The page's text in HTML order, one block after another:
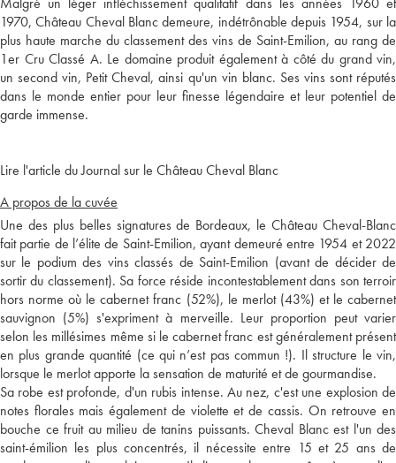
1970, Château Cheval Blanc demeure, indétrônable depuis 1954, sur la
plus haute marche du classement des vins de Saint-Emilion, au rang de
1er Cru Classé A. Le domaine produit également à côté du grand vin,
un second vin, Petit Cheval, ainsi qu'un vin blanc. Ses vins sont réputés
dans le monde entier pour leur finesse légendaire et leur potentiel de
garde immense.
Lire l'article du Journal sur le Château Cheval Blanc
A propos de la cuvée
Une des plus belles signatures de Bordeaux, le Château Cheval-Blanc
fait partie de l’élite de Saint-Emilion, ayant demeuré entre 1954 et 2022
sur le podium des vins classés de Saint-Emilion (avant de décider de
sortir du classement). Sa force réside incontestablement dans son terroir
hors norme où le cabernet franc (52%), le merlot (43%) et le cabernet
sauvignon (5%) s'expriment à merveille. Leur proportion peut varier
selon les millésimes même si le cabernet franc est généralement présent
en plus grande quantité (ce qui n’est pas commun !). Il structure le vin,
lorsque le merlot apporte la sensation de maturité et de gourmandise.
Sa robe est profonde, d'un rubis intense. Au nez, c'est une explosion de
notes florales mais également de violette et de cassis. On retrouve en
bouche ce fruit au milieu de tanins puissants. Cheval Blanc est l'un des
saint-émilion les plus concentrés, il nécessite entre 15 et 25 ans de